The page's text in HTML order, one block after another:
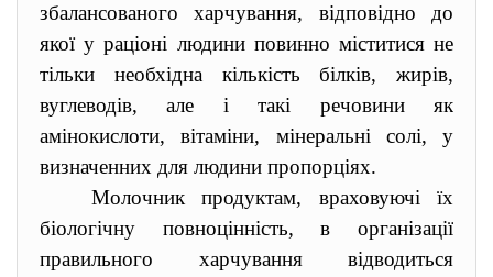
збалансованого харчування, відповідно до
якої у раціоні людини повинно міститися не
тільки необхідна кількість білків, жирів,
вуглеводів, але і такі речовини як
амінокислоти, вітаміни, мінеральні солі, у
визначенних для людини пропорціях.
Молочник продуктам, враховуючі їх
біологічну повноцінність, в організації
правильного харчування відводиться